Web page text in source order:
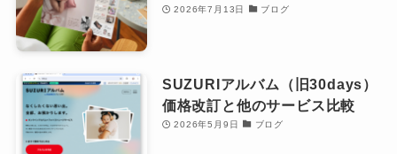
2026年7月13日 ブログ
SUZURIアルバム（旧30days）
価格改訂と他のサービス比較
2026年5月9日 ブログ